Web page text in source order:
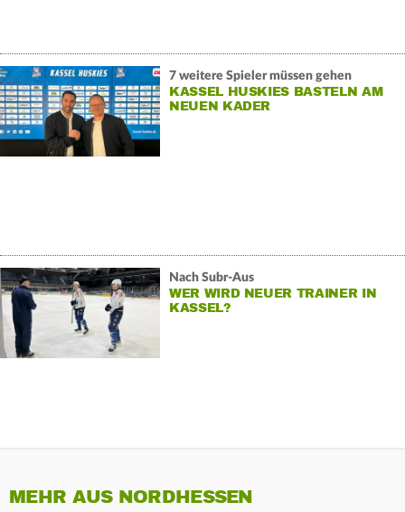
7 weitere Spieler müssen gehen
KASSEL HUSKIES BASTELN AM
NEUEN KADER
Nach Subr-Aus
WER WIRD NEUER TRAINER IN
KASSEL?
MEHR AUS NORDHESSEN